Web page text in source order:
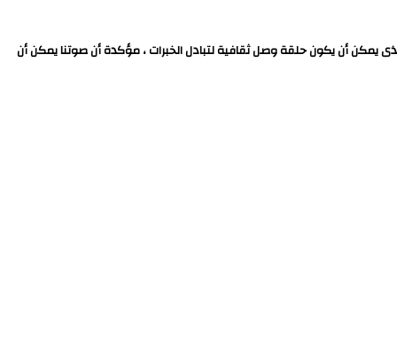
يمكن أن يكون حلقة وصل ثقافية لتبادل الخبرات ، مؤكدة أن صوتنا يمكن أن